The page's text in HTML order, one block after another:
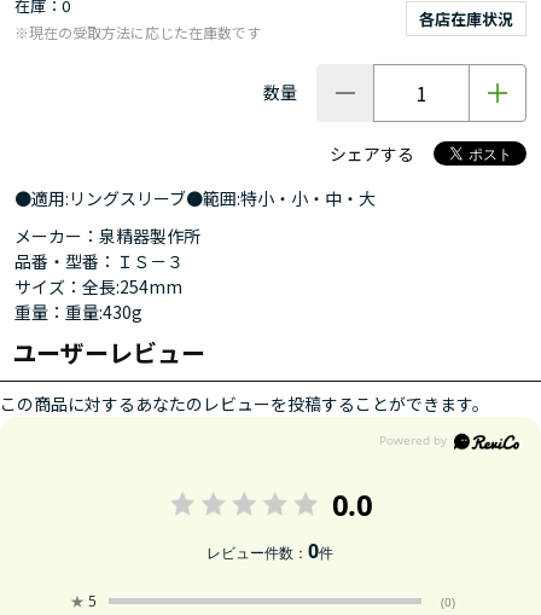
在庫 0
各店在庫状況
※現在の受取方法に応じた在庫数です
数量
シェアする
●適用:リングスリーブ●範囲:特小・小・中・大
メーカー：泉精器製作所
品番・型番：ＩＳ－３
サイズ：全長:254mm
重量：重量:430g
ユーザーレビュー
この商品に対するあなたのレビューを投稿することができます。
0.0
レビュー件数：0件
★ 5 (0)